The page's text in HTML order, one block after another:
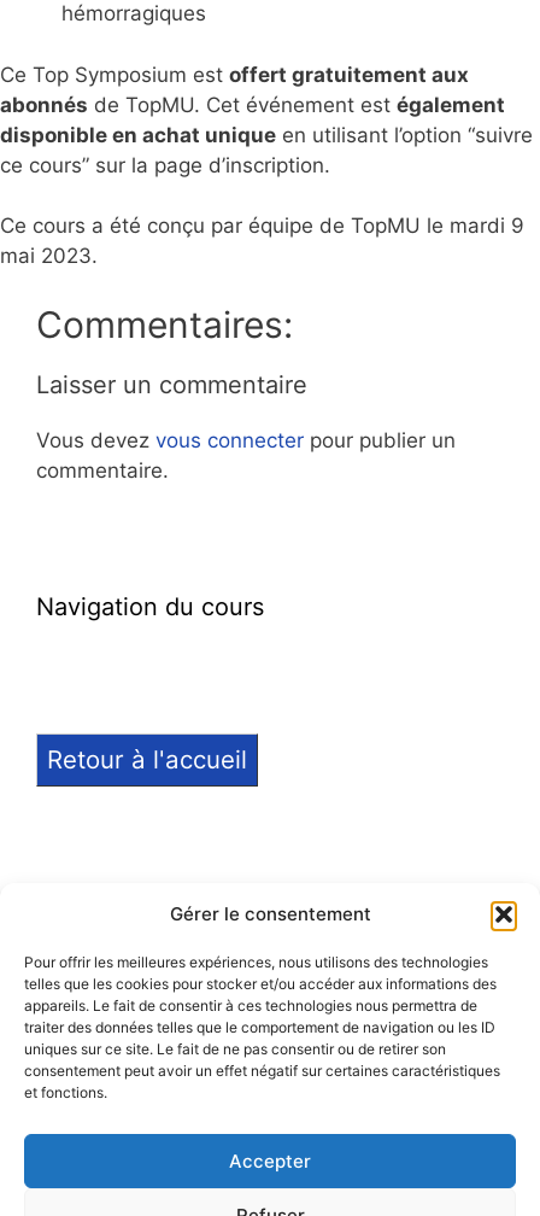
Gérer le consentement
Pour offrir les meilleures expériences, nous utilisons des technologies
telles que les cookies pour stocker et/ou accéder aux informations des
appareils. Le fait de consentir à ces technologies nous permettra de
traiter des données telles que le comportement de navigation ou les ID
uniques sur ce site. Le fait de ne pas consentir ou de retirer son
consentement peut avoir un effet négatif sur certaines caractéristiques
et fonctions.
Accepter
hémorragiques
Ce Top Symposium est offert gratuitement aux
abonnés de TopMU. Cet événement est également
disponible en achat unique en utilisant l’option “suivre
ce cours” sur la page d’inscription.
Ce cours a été conçu par équipe de TopMU le mardi 9
mai 2023.
Commentaires:
Laisser un commentaire
Vous devez vous connecter pour publier un
commentaire.
Navigation du cours
Retour à l'accueil
Notice légale
Politique de confidentialité
Politique de remboursement